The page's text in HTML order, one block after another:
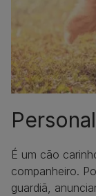
É um cão
companheiro.
guardiã,